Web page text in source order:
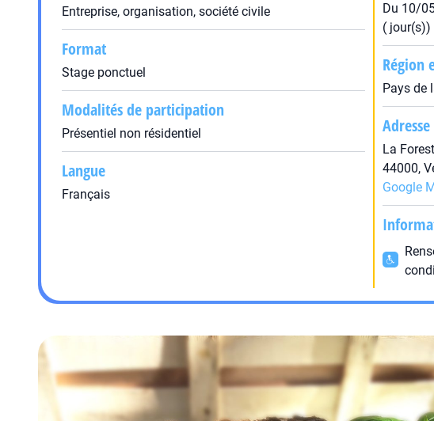
Entreprise, organisation, société civile
Format
Stage ponctuel
Modalités de participation
Présentiel non résidentiel
Langue
Français
Du 10/
( jour(s))
Région
Pays de
La
44000,
Google